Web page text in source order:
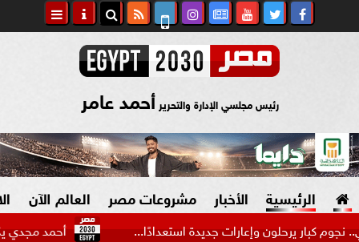
رئيس مجلسي الإدارة والتحرير أحمد عامر
الرئيسية الأخبار مشروعات مصر العالم الآن
أحمد مجدي يكشف يرحلون وإعارات جديدة استعدادًا...